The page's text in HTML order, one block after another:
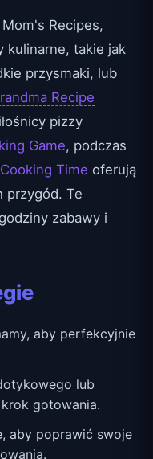
Recipes,
kulinarne, takie jak
przysmaki, lub
Recipe
pizzy
Game, podczas
Time oferują
przygód. Te
zabawy i
aby perfekcyjnie
lub
gotowania.
aby poprawić swoje